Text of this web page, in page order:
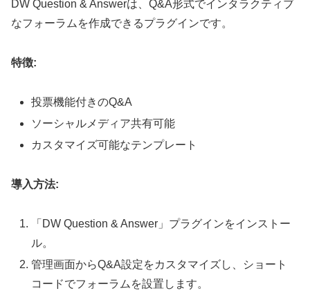
DW Question & Answerは、Q&A形式でインタラクティブ
なフォーラムを作成できるプラグインです。
特徴:
投票機能付きのQ&A
ソーシャルメディア共有可能
カスタマイズ可能なテンプレート
導入方法:
「DW Question & Answer」プラグインをインストー
ル。
管理画面からQ&A設定をカスタマイズし、ショート
コードでフォーラムを設置します。